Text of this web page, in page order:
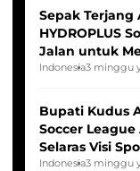
Sepak Terjang
HYDROPLUS
Jalan untuk
Indonesia Putri
Indonesia3 minggu
Bupati Kudus
Soccer League
Selaras Visi
Indonesia3 minggu